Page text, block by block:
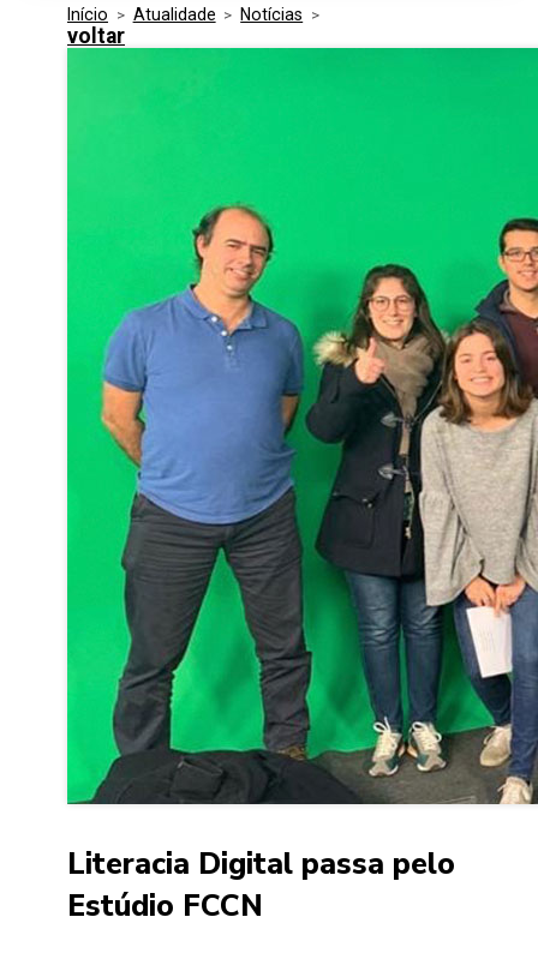
Segurança
Media Kit
Entidades Ligadas
Eventos
Início > Atualidade > Notícias >
voltar
Literacia Digital passa pelo
Estúdio FCCN